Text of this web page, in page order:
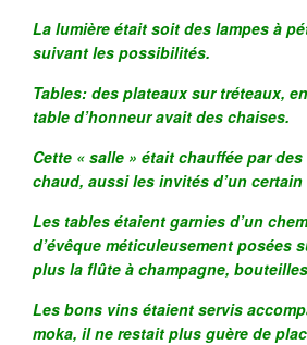
La lumière était soit des lampes à
suivant les possibilités.
Tables: des plateaux sur tréteaux,
table d’honneur avait des chaises.
Cette « salle » était chauffée par
chaud, aussi les invités d’un
Les tables étaient garnies d’un
d’évêque méticuleusement posées
plus la flûte à champagne,
Les bons vins étaient servis
moka, il ne restait plus guère de